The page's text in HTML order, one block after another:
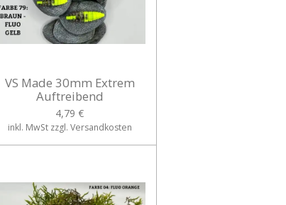
VS Made 30mm Extrem
Auftreibend
4,79 €
inkl. MwSt zzgl. Versandkosten